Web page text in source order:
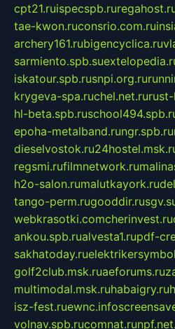
cpt21.ruispecspb.ru
tae-kwon.ruconsrio.com.ru
archery161.rubigencyclica.ru
sarmiento.spb.su
iskatour.spb.rusnpi.org.ru
krygeva-spa.ruchel.net.ru
hl-beta.spb.ru
epoha-metalband.rungr.spb.ru
dieselvostok.ru
regsmi.rufilmnetwork.ru
h2o-salon.rumalutkayork.ru
tango-perm.rugooddir.ru
webkrasotki.comcherinvest.ru
ankou.spb.rualvesta1.rupdf-
sakhatoday.ru
golf2club.msk.ruaeforums.ru
multimodal.msk.ruhabaigry.ru
isz-fest.ruewnc.info
volnav.spb.rucomnat.ru